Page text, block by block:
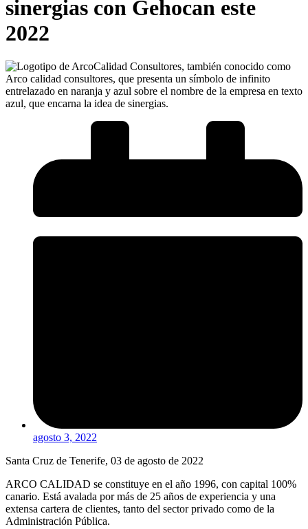
sinergias con Gehocan este
2022
agosto 3, 2022
Santa Cruz de Tenerife, 03 de agosto de 2022
ARCO CALIDAD se constituye en el año 1996, con capital 100%
canario. Está avalada por más de 25 años de experiencia y una
extensa cartera de clientes, tanto del sector privado como de la
Administración Pública.